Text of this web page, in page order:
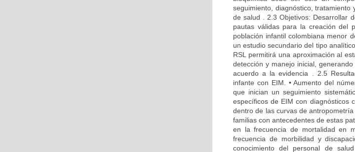
seguimiento, diagnóstico,
de salud . 2.3 Objetivos: Desarrollar
pautas válidas para la creación del
población infantil colombiana menor
un estudio secundario del tipo
RSL permitirá una aproximación al
detección y manejo inicial,
acuerdo a la evidencia . 2.5
infante con EIM. • Aumento del
que inician un seguimiento
específicos de EIM con diagnósticos
dentro de las curvas de
familias con antecedentes de estas
en la frecuencia de mortalidad en
frecuencia de morbilidad y
conocimiento del personal de